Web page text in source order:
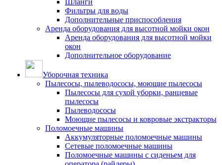
Шланги
Фильтры для воды
Дополнительные приспособления
Аренда оборудования для высотной мойки окон
Аренда оборудования для высотной мойки
окон
Дополнительное оборудование
Уборочная техника
Пылесосы, пылеводососы, моющие пылесосы
Пылесосы для сухой уборки, ранцевые
пылесосы
Пылеводососы
Моющие пылесосы и ковровые экстракторы
Поломоечные машины
Аккумуляторные поломоечные машины
Сетевые поломоечные машины
Поломоечные машины с сиденьем для